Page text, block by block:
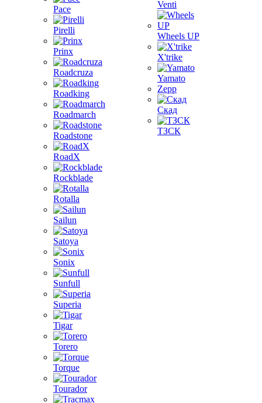
Pace
Pirelli
Prinx
Roadcruza
Roadking
Roadmarch
Roadstone
RoadX
Rockblade
Rotalla
Sailun
Satoya
Sonix
Sunfull
Superia
Tigar
Torero
Torque
Tourador
Venti
Wheels UP
X'trike
Yamato
Zepp
Скад
ТЗСК